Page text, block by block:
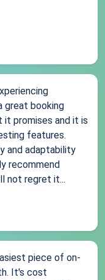
great booking
promises and it is
features.
and adaptability
recommend
not regret it...
piece of on-
It's cost